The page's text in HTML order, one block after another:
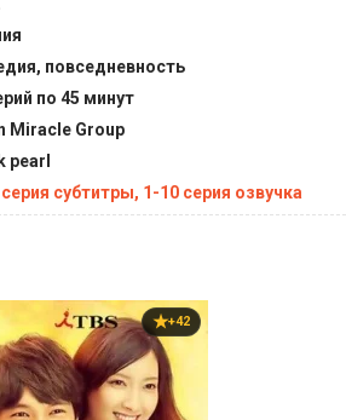
повседневность
по 45 минут
Miracle Group
pearl
субтитры, 1-10 серия озвучка
+42